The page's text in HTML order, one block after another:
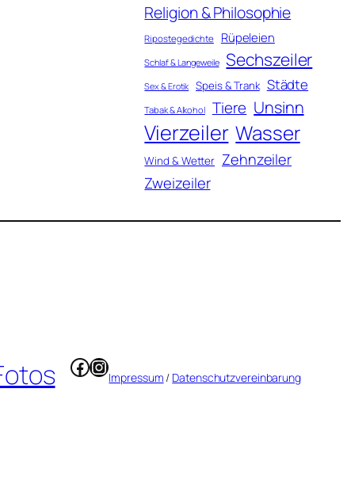
Religion & Philosophie
Ripostegedichte Rüpeleien
Schlaf & Langeweile Sechszeiler
Sex & Erotik Speis & Trank Städte
Tabak & Alkohol Tiere Unsinn
Vierzeiler Wasser
Wind & Wetter Zehnzeiler
Zweizeiler
Facebook
Instagram
Impressum / Datenschutzvereinbarung